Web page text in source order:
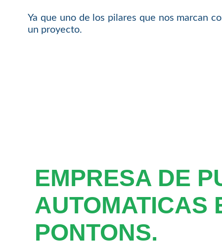
Ya que uno de los pilares que nos marcan
un proyecto.
EMPRESA DE
AUTOMATICAS
PONTONS.